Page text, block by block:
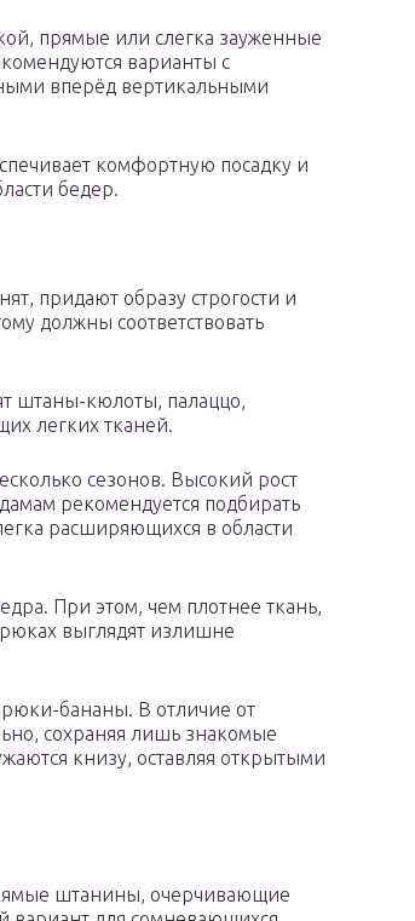
прямые или слегка зауженные
варианты с
вперёд вертикальными
комфортную посадку и
бедер.
придают образу строгости и
должны соответствовать
штаны-кюлоты, палаццо,
легких тканей.
сезонов. Высокий рост
рекомендуется подбирать
расширяющихся в области
При этом, чем плотнее ткань,
выглядят излишне
бананы. В отличие от
сохраняя лишь знакомые
книзу, оставляя открытыми
штанины, очерчивающие